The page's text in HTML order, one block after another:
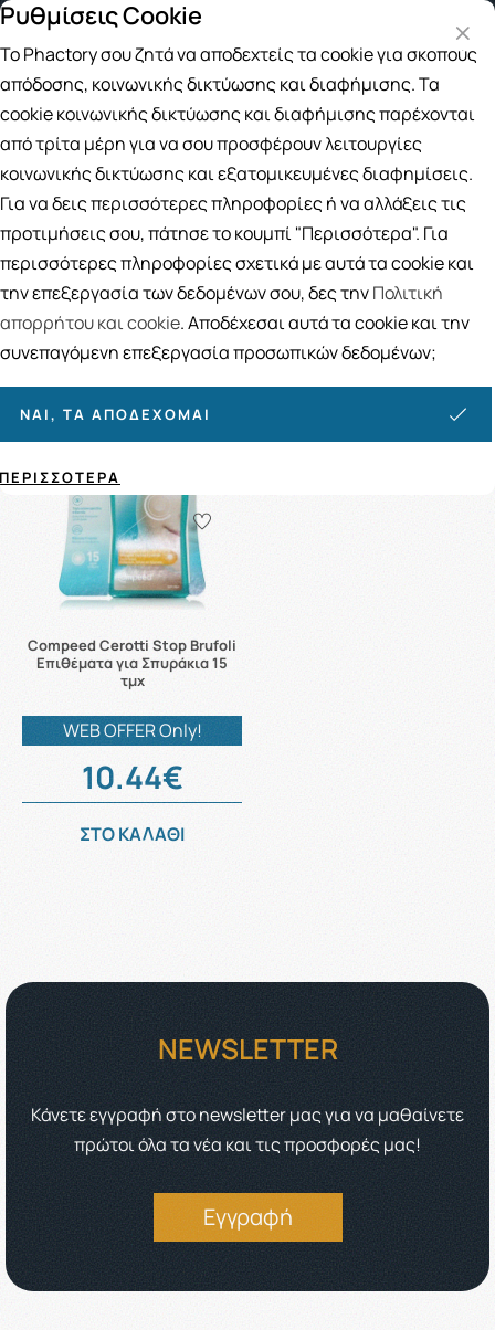
Δωρεάν μεταφορικά για αγορές άνω των 49€
Αναζήτηση
Αρχική / ΔΕΡΜΟΚΑΛΛΥΝΤΙΚΑ / Περιποίηση Προσώπου
Διάφορα Περιποίησης Προσώπου
Διάφορα Περιποίησης Προσώπου
1ΠΡΟΪΟΝΤΑ
Ταξινόμηση Προβολή
Compeed Cerotti Stop Brufoli
Επιθέματα για Σπυράκια 15
τμχ
WEB OFFER Only!
10.44€
ΣΤΟ ΚΑΛΑΘΙ
NEWSLETTER
Κάνετε εγγραφή στο newsletter μας για να μαθαίνετε
πρώτοι όλα τα νέα και τις προσφορές μας!
Εγγραφή
Ρυθμίσεις Cookie
Το Phactory σου ζητά να αποδεχτείς τα cookie για σκοπούς
απόδοσης, κοινωνικής δικτύωσης και διαφήμισης. Τα
cookie κοινωνικής δικτύωσης και διαφήμισης παρέχονται
από τρίτα μέρη για να σου προσφέρουν λειτουργίες
κοινωνικής δικτύωσης και εξατομικευμένες διαφημίσεις.
Για να δεις περισσότερες πληροφορίες ή να αλλάξεις τις
προτιμήσεις σου, πάτησε το κουμπί "Περισσότερα". Για
περισσότερες πληροφορίες σχετικά με αυτά τα cookie και
την επεξεργασία των δεδομένων σου, δες τηνΠολιτική
απορρήτου και cookie. Αποδέχεσαι αυτά τα cookie και την
συνεπαγόμενη επεξεργασία προσωπικών δεδομένων;
ΝΑΙ, ΤΑ ΑΠΟΔΈΧΟΜΑΙ
ΠΕΡΙΣΣΌΤΕΡΑ